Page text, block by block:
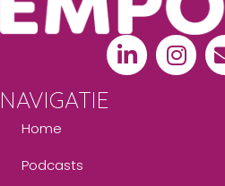
NAVIGATIE
Home
Podcasts